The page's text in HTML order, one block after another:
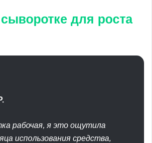
для роста
рабочая, я это ощутила
использования средства,